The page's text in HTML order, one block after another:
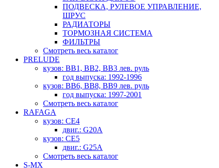
ПОДВЕСКА, РУЛЕВОЕ УПРАВЛЕНИЕ,
ШРУС
РАДИАТОРЫ
ТОРМОЗНАЯ СИСТЕМА
ФИЛЬТРЫ
Смотреть весь каталог
PRELUDE
кузов: BB1, BB2, BB3 лев. руль
год выпуска: 1992-1996
кузов: BB6, BB8, BB9 лев. руль
год выпуска: 1997-2001
Смотреть весь каталог
RAFAGA
кузов: CE4
двиг.: G20A
кузов: CE5
двиг.: G25A
Смотреть весь каталог
S-MX